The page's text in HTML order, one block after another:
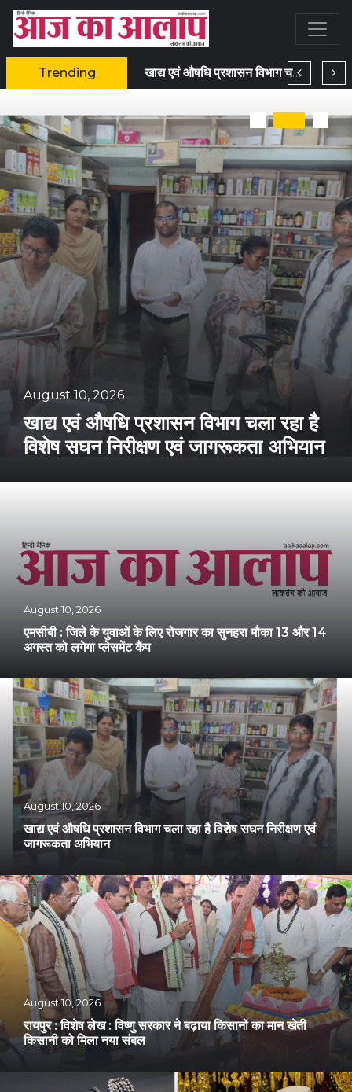
Trending खाद्य एवं औषधि प्रशासन विभाग चला रहा है विशेष सघन निरीक्षण एवं जागरूकता अभियान
August 10, 2026
खाद्य एवं औषधि प्रशासन विभाग चला रहा है
विशेष सघन निरीक्षण एवं जागरूकता अभियान
August 10, 2026
एमसीबी : जिले के युवाओं के लिए रोजगार का सुनहरा मौका 13 और 14
अगस्त को लगेगा प्लेसमेंट कैंप
August 10, 2026
खाद्य एवं औषधि प्रशासन विभाग चला रहा है विशेष सघन निरीक्षण एवं
जागरूकता अभियान
August 10, 2026
रायपुर : विशेष लेख : विष्णु सरकार ने बढ़ाया किसानों का मान खेती
किसानी को मिला नया संबल